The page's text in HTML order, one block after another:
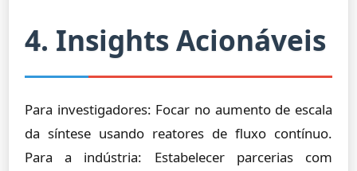
4. Insights Acionáveis
Para investigadores: Focar no aumento de escala
da síntese usando reatores de fluxo contínuo.
Para a indústria: Estabelecer parcerias com